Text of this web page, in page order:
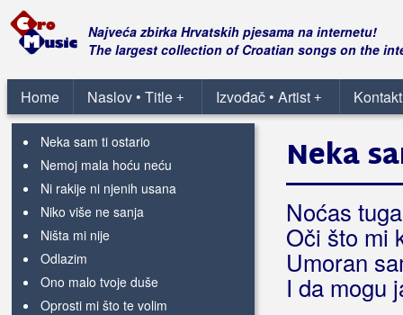
Najveća zbirka Hrvatskih pjesama na internetu!
The largest collection of Croatian songs on the
Home +
Naslov • Title +
Izvođač • Artist
Najveća budala ovog grada
Navikli su da sam prvi
Ne pitaj
Ne plači ne žali
Neka sam ti ostario
Nemoj mala hoću neću
Ni rakije ni njenih usana
Niko više ne sanja
Ništa mi nije
Odlazim
Ono malo tvoje duše
Oprosti mi što te volim
Neka
Noćas
Oči što mi
Umoran
I da mogu